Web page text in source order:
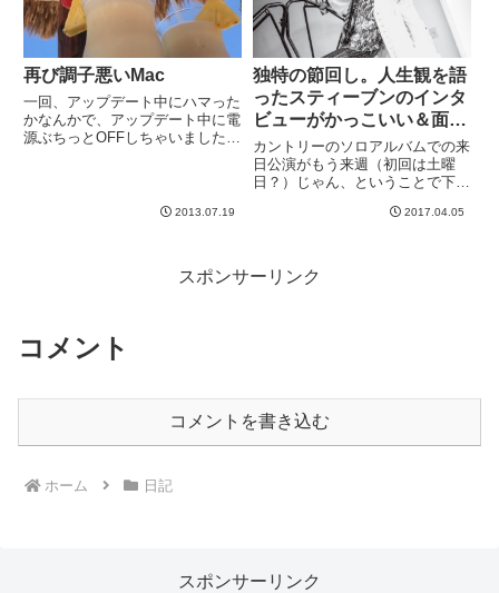
再び調子悪いMac
一回、アップデート中にハマった
かなんかで、アップデート中に電
源ぶちっとOFFしちゃいました。
これ以来、どうもところどころ怪
2013.07.19
独特の節回し。人生観を語
ったスティーブンのインタ
ビューがかっこいい＆面白
い
カントリーのソロアルバムでの来
日公演がもう来週（初回は土曜
日？）じゃん、ということで下調
のインタビューのようですね。音
ですが、なんというか独特の言葉
使...
2017.04.05
スポンサーリンク
コメント
コメントを書き込む
ホーム 日記
スポンサーリンク